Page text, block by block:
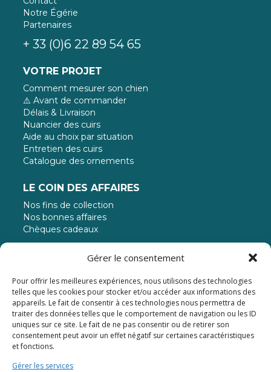
Gérer le consentement
Pour offrir les meilleures expériences, nous utilisons des technologies
telles que les cookies pour stocker et/ou accéder aux informations des
appareils. Le fait de consentir à ces technologies nous permettra de
traiter des données telles que le comportement de navigation ou les ID
uniques sur ce site. Le fait de ne pas consentir ou de retirer son
consentement peut avoir un effet négatif sur certaines caractéristiques
et fonctions.
Gérer les services
Notre Égérie
Partenaires
+ 33 (0)6 22 89 54 65
VOTRE PROJET
Comment mesurer son chien
⚠️ Avant de commander
Délais & Livraison
Nuancier des cuirs
Aide au choix par situation
Entretien des cuirs
Catalogue des ornements
LE COIN DES AFFAIRES
Nos fins de collection
Nos bonnes affaires
Chèques cadeaux
MODE DE PAIEMENT
Paiement jusqu'à 3 fois sans frais